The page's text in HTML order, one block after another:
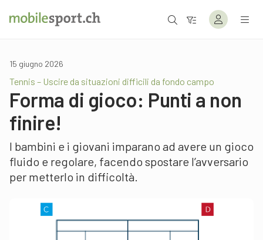
15 giugno 2026
Tennis – Uscire da situazioni difficili da fondo campo
Forma di gioco: Punti a non
finire!
I bambini e i giovani imparano ad avere un gioco
fluido e regolare, facendo spostare l’avversario
per metterlo in difficoltà.